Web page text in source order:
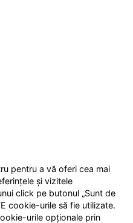
pentru a vă oferi cea mai
și vizitele
click pe butonul „Sunt de
cookie-urile să fie utilizate.
urile opționale prin